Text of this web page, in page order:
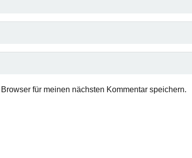
für meinen nächsten Kommentar speichern.